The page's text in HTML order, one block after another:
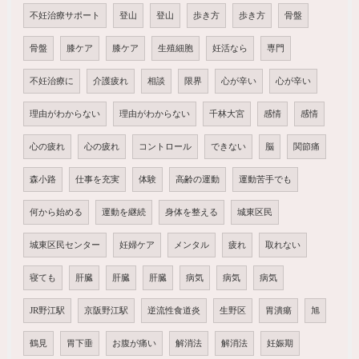
不妊治療サポート 登山 登山 歩き方 歩き方 骨盤
骨盤 膝ケア 膝ケア 生殖細胞 妊活なら 専門
不妊治療に 介護疲れ 相談 限界 心が辛い 心が辛い
理由がわからない 理由がわからない 千林大宮 感情 感情
心の疲れ 心の疲れ コントロール できない 脳 関節痛
森小路 仕事を充実 体験 高齢の運動 運動苦手でも
何から始める 運動を継続 身体を整える 城東区民
城東区民センター 妊婦ケア メンタル 疲れ 取れない
寝ても 肝臓 肝臓 肝臓 病気 病気 病気
JR野江駅 京阪野江駅 逆流性食道炎 生野区 胃潰瘍 旭
鶴見 胃下垂 お腹が痛い 解消法 解消法 妊娠期